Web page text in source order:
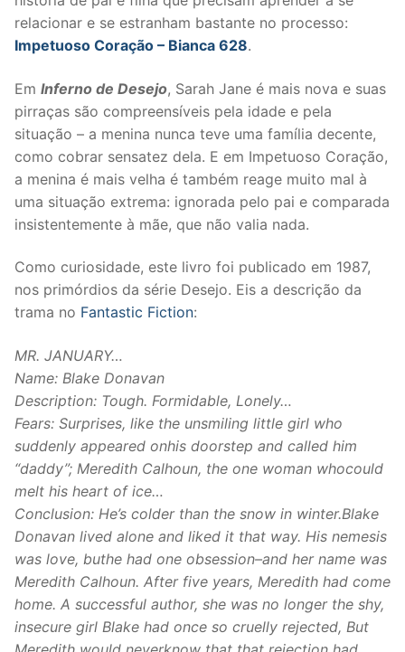
relacionar e se estranham bastante no processo:
Impetuoso Coração – Bianca 628.
Em Inferno de Desejo, Sarah Jane é mais nova e suas
pirraças são compreensíveis pela idade e pela
situação – a menina nunca teve uma família decente,
como cobrar sensatez dela. E em Impetuoso Coração,
a menina é mais velha é também reage muito mal à
uma situação extrema: ignorada pelo pai e comparada
insistentemente à mãe, que não valia nada.
Como curiosidade, este livro foi publicado em 1987,
nos primórdios da série Desejo. Eis a descrição da
trama no Fantastic Fiction:
MR. JANUARY…
Name: Blake Donavan
Description: Tough. Formidable, Lonely…
Fears: Surprises, like the unsmiling little girl who
suddenly appeared onhis doorstep and called him
“daddy”; Meredith Calhoun, the one woman whocould
melt his heart of ice…
Conclusion: He’s colder than the snow in winter.Blake
Donavan lived alone and liked it that way. His nemesis
was love, buthe had one obsession–and her name was
Meredith Calhoun. After five years, Meredith had come
home. A successful author, she was no longer the shy,
insecure girl Blake had once so cruelly rejected, But